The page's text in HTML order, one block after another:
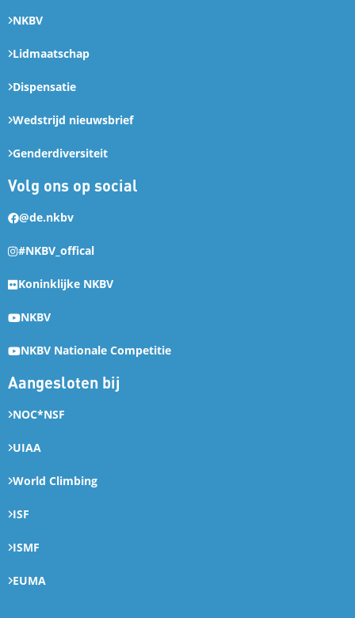
NKBV
Lidmaatschap
Dispensatie
Wedstrijd nieuwsbrief
Genderdiversiteit
Volg ons op social
@de.nkbv
#NKBV_offical
Koninklijke NKBV
NKBV
NKBV Nationale Competitie
Aangesloten bij
NOC*NSF
UIAA
World Climbing
ISF
ISMF
EUMA